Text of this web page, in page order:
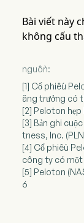
Bài viết này
không cấu
nguồn:
[1] Cổ phiếu
ăng trưởng có
[2] Peloton hẹp
[3] Bản ghi
tness, Inc.
[4] Cổ phiếu
công ty có một
[5] Peloton
6